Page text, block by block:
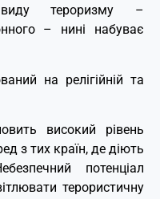
тероризму –
– нині набуває
на релігійній та
високий рівень
з тих країн, де діють
потенціал
терористичну